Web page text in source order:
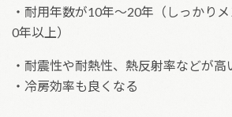
・耐用年数が10年～20年（しっかり
0年以上）
・耐震性や耐熱性、熱反射率などが高
・冷房効率も良くなる